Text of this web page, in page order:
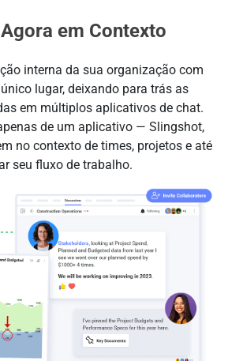
em Contexto
interna da sua organização com
lugar, deixando para trás as
em múltiplos aplicativos de chat.
de um aplicativo — Slingshot,
no contexto de times, projetos e até
seu fluxo de trabalho.